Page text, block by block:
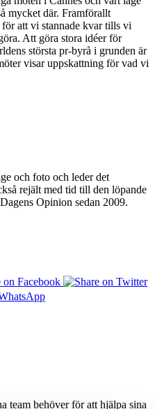
mycket där. Framförallt
att vi stannade kvar tills vi
Att göra stora idéer för
största pr-byrå i grunden är
visar uppskattning för vad vi
och foto och leder det
rejält med tid till den löpande
Opinion sedan 2009.
team behöver för att hjälpa sina